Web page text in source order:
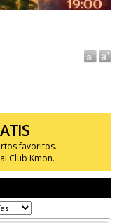
favoritos.
Club Kmon.